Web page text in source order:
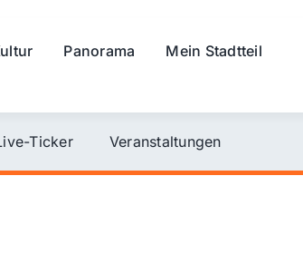
Panorama
Mein Stadtteil
Ticker Veranstaltungen